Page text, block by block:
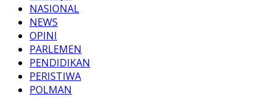
NASIONAL
NEWS
OPINI
PARLEMEN
PENDIDIKAN
PERISTIWA
POLMAN